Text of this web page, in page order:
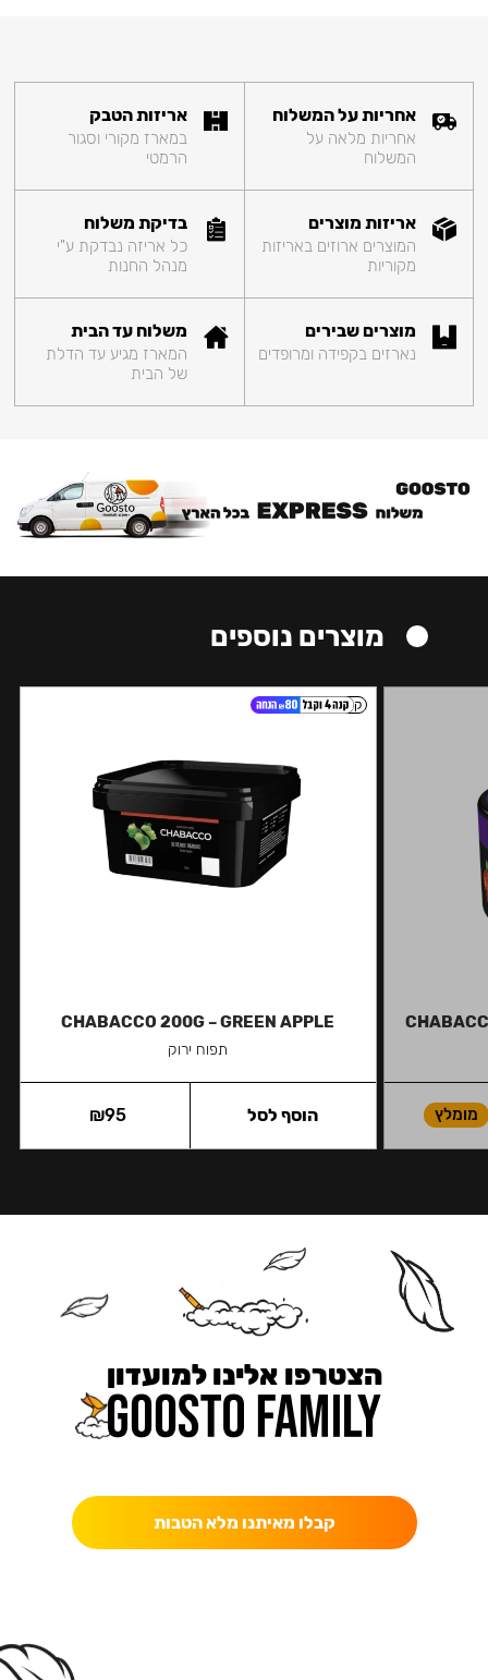
אחריות על המשלוח
אחריות מלאה על
המשלוח
אריזות הטבק
במארז מקורי וסגור
הרמטי
אריזות מוצרים
המוצרים ארוזים באריזות
מקוריות
בדיקת משלוח
כל אריזה נבדקת ע"י
מנהל החנות
מוצרים שבירים
נארזים בקפידה ומרופדים
משלוח עד הבית
המארז מגיע עד הדלת
של הבית
מוצרים נוספים
מומלץ
קל
CHABACCO 200G – GREEN APPLE
תפוח ירוק
₪95 הוסף לסל
הצטרפו אלינו למועדון
קבלו מאיתנו מלא הטבות